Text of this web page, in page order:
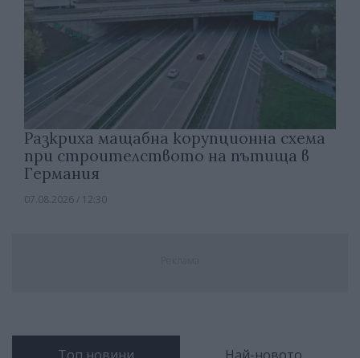
Разкриха мащабна корупционна схема
при строителството на пътища в
Германия
07.08.2026 / 12:30